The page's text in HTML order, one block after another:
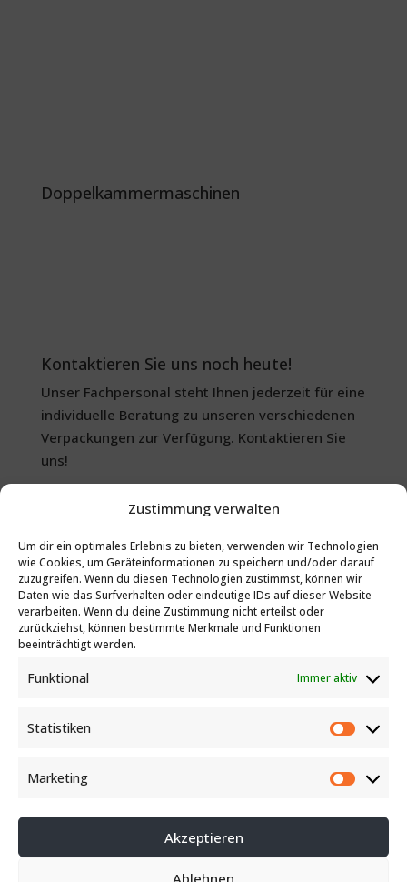
Zustimmung verwalten
Um dir ein optimales Erlebnis zu bieten, verwenden wir Technologien
wie Cookies, um Geräteinformationen zu speichern und/oder darauf
zuzugreifen. Wenn du diesen Technologien zustimmst, können wir
Daten wie das Surfverhalten oder eindeutige IDs auf dieser Website
verarbeiten. Wenn du deine Zustimmung nicht erteilst oder
zurückziehst, können bestimmte Merkmale und Funktionen
beeinträchtigt werden.
Funktional Immer aktiv
Statistiken
Marketing
Akzeptieren
Ablehnen
Doppelkammermaschinen
Kontaktieren Sie uns noch heute!
Unser Fachpersonal steht Ihnen jederzeit für eine
individuelle Beratung zu unseren verschiedenen
Verpackungen zur Verfügung. Kontaktieren Sie
uns!
+43 (0)732 65 12 71 - 0
E-Mail